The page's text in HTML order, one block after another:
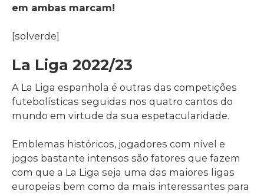
em ambas marcam!
[solverde]
La Liga 2022/23
A La Liga espanhola é outras das competições
futebolísticas seguidas nos quatro cantos do
mundo em virtude da sua espetacularidade.
Emblemas históricos, jogadores com nível e
jogos bastante intensos são fatores que fazem
com que a La Liga seja uma das maiores ligas
europeias bem como da mais interessantes para